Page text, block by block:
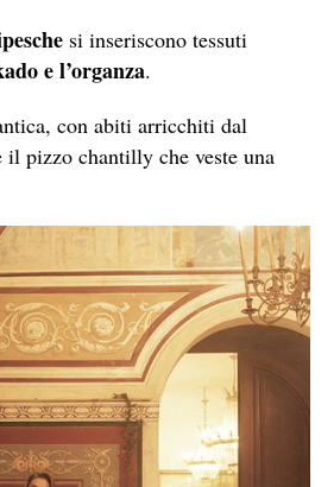
si inseriscono tessuti
e l’organza.
con abiti arricchiti dal
il pizzo chantilly che veste una